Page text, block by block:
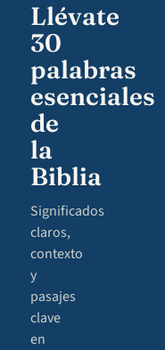
Llévate
30
palabras
esenciales
de
la
Biblia
Significados
claros,
contexto
y
pasajes
clave
en